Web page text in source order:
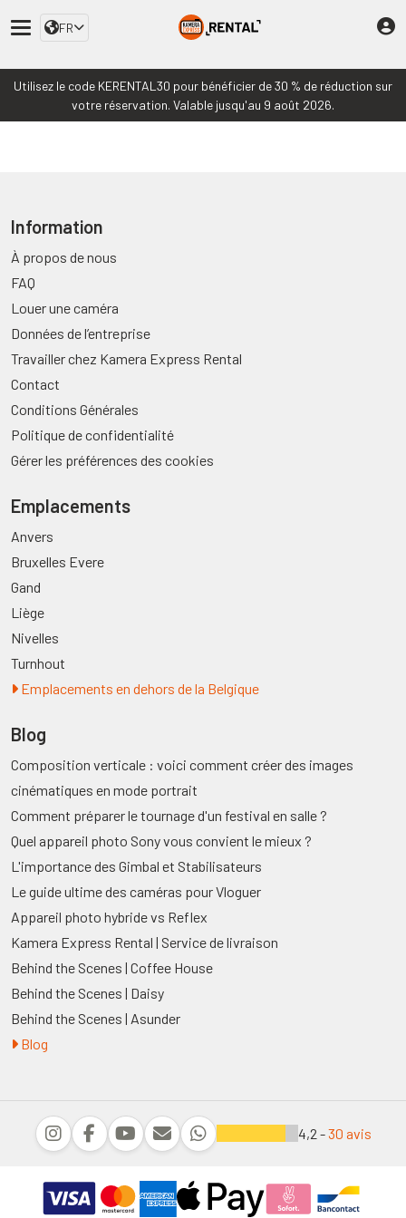
FR
Utilisez le code KERENTAL30 pour bénéficier de 30 % de réduction sur
votre réservation. Valable jusqu'au 9 août 2026.
Information
À propos de nous
FAQ
Louer une caméra
Données de l’entreprise
Travailler chez Kamera Express Rental
Contact
Conditions Générales
Politique de confidentialité
Gérer les préférences des cookies
Emplacements
Anvers
Bruxelles Evere
Gand
Liège
Nivelles
Turnhout
Emplacements en dehors de la Belgique
Blog
Composition verticale : voici comment créer des images
cinématiques en mode portrait
Comment préparer le tournage d'un festival en salle ?
Quel appareil photo Sony vous convient le mieux ?
L'importance des Gimbal et Stabilisateurs
Le guide ultime des caméras pour Vloguer
Appareil photo hybride vs Reflex
Kamera Express Rental | Service de livraison
Behind the Scenes | Coffee House
Behind the Scenes | Daisy
Behind the Scenes | Asunder
Blog
4,2 -30 avis